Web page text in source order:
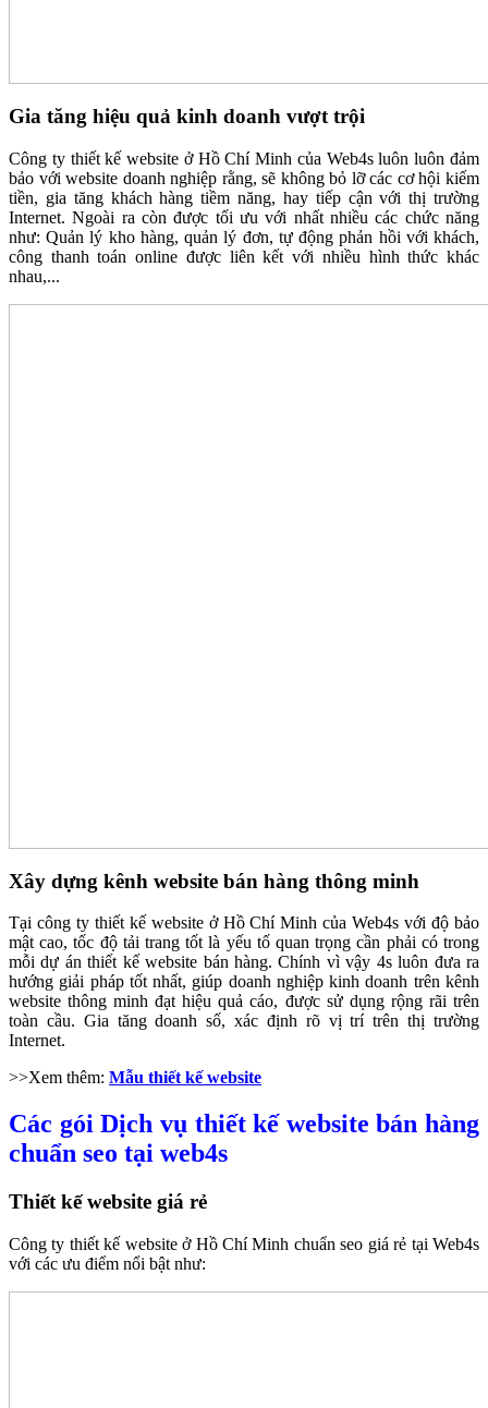
Gia tăng hiệu quả kinh doanh vượt trội
Công ty thiết kế website ở Hồ Chí Minh của Web4s luôn luôn đảm
bảo với website doanh nghiệp rằng, sẽ không bỏ lỡ các cơ hội kiếm
tiền, gia tăng khách hàng tiềm năng, hay tiếp cận với thị trường
Internet. Ngoài ra còn được tối ưu với nhất nhiều các chức năng
như: Quản lý kho hàng, quản lý đơn, tự động phản hồi với khách,
công thanh toán online được liên kết với nhiều hình thức khác
nhau,...
Xây dựng kênh website bán hàng thông minh
Tại công ty thiết kế website ở Hồ Chí Minh của Web4s với độ bảo
mật cao, tốc độ tải trang tốt là yếu tố quan trọng cần phải có trong
mỗi dự án thiết kế website bán hàng. Chính vì vậy 4s luôn đưa ra
hướng giải pháp tốt nhất, giúp doanh nghiệp kinh doanh trên kênh
website thông minh đạt hiệu quả cáo, được sử dụng rộng rãi trên
toàn cầu. Gia tăng doanh số, xác định rõ vị trí trên thị trường
Internet.
>>Xem thêm: Mẫu thiết kế website
Các gói Dịch vụ thiết kế website bán hàng
chuẩn seo tại web4s
Thiết kế website giá rẻ
Công ty thiết kế website ở Hồ Chí Minh chuẩn seo giá rẻ tại Web4s
với các ưu điểm nổi bật như: